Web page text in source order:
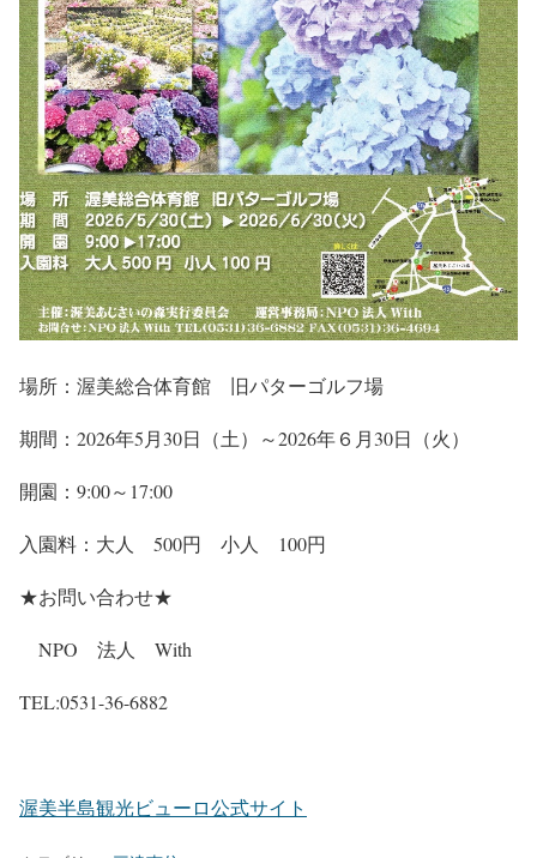
場所：渥美総合体育館 旧パターゴルフ場
期間：2026年5月30日（土）～2026年６月30日（火）
開園：9:00～17:00
入園料：大人 500円 小人 100円
★お問い合わせ★
NPO 法人 With
TEL:0531-36-6882
渥美半島観光ビューロ公式サイト